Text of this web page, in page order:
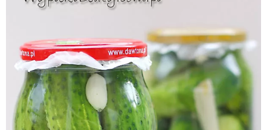
Pieczywo
Przetwory
Posiłki